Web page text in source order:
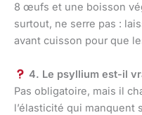
8 œufs et une boisson
surtout, ne serre pas :
avant cuisson pour que
4. Le psyllium est-il
Pas obligatoire, mais il
l’élasticité qui manquent